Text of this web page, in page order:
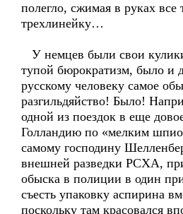
полегло, сжимая в руках все
трехлинейку…
У немцев были свои
тупой бюрократизм, было и
русскому человеку самое
разгильдяйство! Было!
одной из поездок в еще
Голландию по «мелким
самому господину
внешней разведки РСХА,
обыска в полиции в один
съесть упаковку аспирина
поскольку там красовался